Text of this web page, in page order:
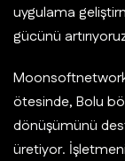
uygulama
gücünü
ötesinde, Bolu
dönüşümünü
üretiyor.